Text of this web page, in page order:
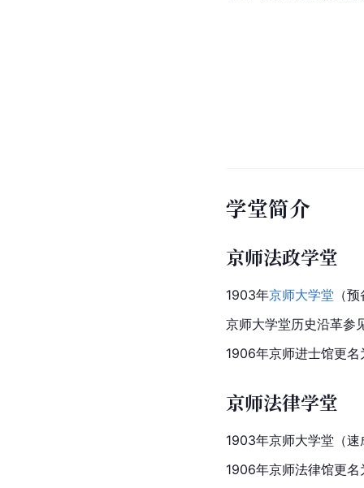
学堂简介
京师法政学堂
1903年京师大学堂 （
京师大学堂历史沿革参
1906年京师进士馆更名
京师法律学堂
1903年京师大学堂（
1906年京师法律馆更